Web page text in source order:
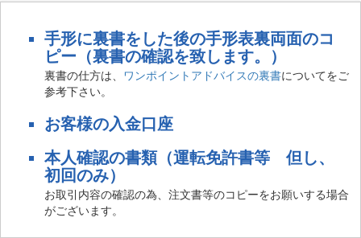
手形に裏書をした後の手形表裏両面のコ
ピー（裏書の確認を致します。）
裏書の仕方は、 ワンポイントアドバイスの裏書についてをご
参考下さい。
お客様の入金口座
本人確認の書類（運転免許書等 但し、
初回のみ）
お取引内容の確認の為、注文書等のコピーをお願いする場合
がございます。